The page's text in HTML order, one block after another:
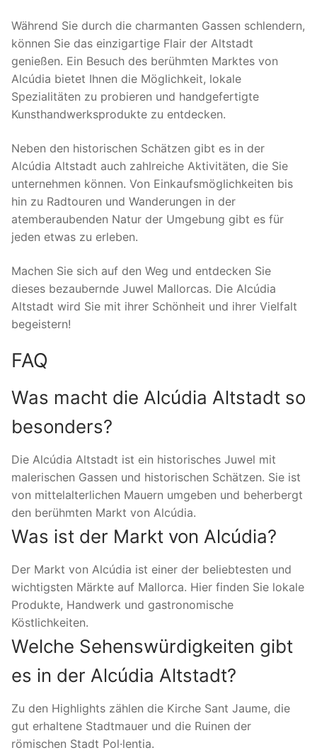
Während Sie durch die charmanten Gassen schlendern,
können Sie das einzigartige Flair der Altstadt
genießen. Ein Besuch des berühmten Marktes von
Alcúdia bietet Ihnen die Möglichkeit, lokale
Spezialitäten zu probieren und handgefertigte
Kunsthandwerksprodukte zu entdecken.
Neben den historischen Schätzen gibt es in der
Alcúdia Altstadt auch zahlreiche Aktivitäten, die Sie
unternehmen können. Von Einkaufsmöglichkeiten bis
hin zu Radtouren und Wanderungen in der
atemberaubenden Natur der Umgebung gibt es für
jeden etwas zu erleben.
Machen Sie sich auf den Weg und entdecken Sie
dieses bezaubernde Juwel Mallorcas. Die Alcúdia
Altstadt wird Sie mit ihrer Schönheit und ihrer Vielfalt
begeistern!
FAQ
Was macht die Alcúdia Altstadt so
besonders?
Die Alcúdia Altstadt ist ein historisches Juwel mit
malerischen Gassen und historischen Schätzen. Sie ist
von mittelalterlichen Mauern umgeben und beherbergt
den berühmten Markt von Alcúdia.
Was ist der Markt von Alcúdia?
Der Markt von Alcúdia ist einer der beliebtesten und
wichtigsten Märkte auf Mallorca. Hier finden Sie lokale
Produkte, Handwerk und gastronomische
Köstlichkeiten.
Welche Sehenswürdigkeiten gibt
es in der Alcúdia Altstadt?
Zu den Highlights zählen die Kirche Sant Jaume, die
gut erhaltene Stadtmauer und die Ruinen der
römischen Stadt Pol·lentia.